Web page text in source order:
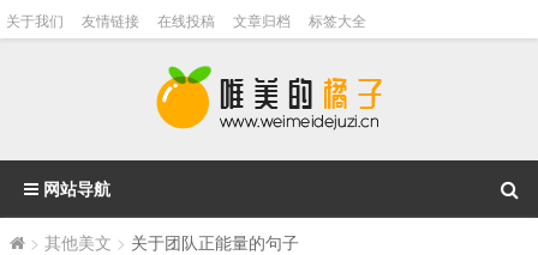
关于我们 友情链接 在线投稿 文章归档 标签大全
网站导航
> 其他美文 > 关于团队正能量的句子